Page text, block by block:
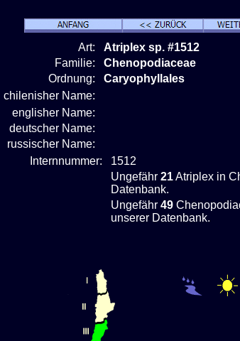
Art:
Atriplex sp. #1512
Familie:
Chenopodiaceae
Ordnung:
Caryophyllales
chilenisher Name:
englisher Name:
deutscher Name:
russischer Name:
Internnummer:
1512
Ungefähr 21Atriplex in
Datenbank.
Ungefähr 49
unserer Datenbank.